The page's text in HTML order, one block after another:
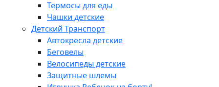
Термосы для еды
Чашки детские
Детский Транспорт
Автокресла детские
Беговелы
Велосипеды детские
Защитные шлемы